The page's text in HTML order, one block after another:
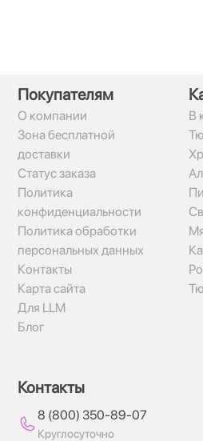
Покупателям
О компании
Зона бесплатной
доставки
Статус заказа
Политика
конфиденциальности
Политика обработки
персональных данных
Контакты
Карта сайта
Для LLM
Блог
В
Контакты
8 (800) 350-89-07
Круглосуточно